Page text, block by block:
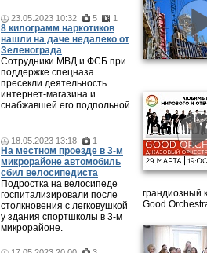
23.05.2023 10:32 5 1
8 килограмм наркотиков
нашли на даче недалеко от
Зеленограда
Сотрудники МВД и ФСБ при
поддержке спецназа
пресекли деятельность
интернет-магазина и
снабжавшей его подпольной
18.05.2023 13:18 1
На местном проезде в 3-м
микрорайоне автомобиль
сбил велосипедиста
Подростка на велосипеде
госпитализировали после
столкновения с легковушкой
у здания спортшколы в 3-м
микрорайоне.
грандиозный
Good